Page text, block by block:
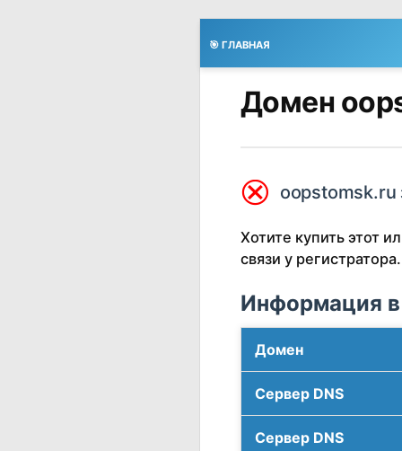
🎯 ГЛАВНАЯ
Домен
⮿ oopstomsk.ru
Хотите купить этот
связи у регистратора.
Информация в
Домен
Сервер DNS
Сервер DNS